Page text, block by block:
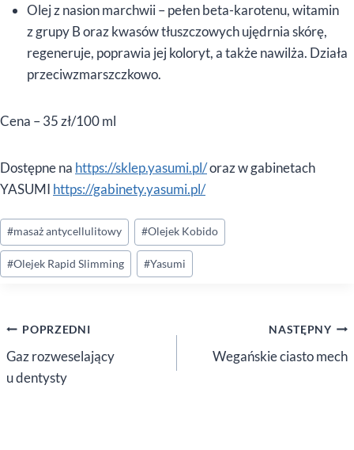
Olej z nasion marchwii – pełen beta-karotenu, witamin
z grupy B oraz kwasów tłuszczowych ujędrnia skórę,
regeneruje, poprawia jej koloryt, a także nawilża. Działa
przeciwzmarszczkowo.
Cena – 35 zł/100 ml
Dostępne na https://sklep.yasumi.pl/oraz w gabinetach
YASUMI https://gabinety.yasumi.pl/
Tagi
wpisu:
#masaż antycellulitowy #Olejek Kobido
#Olejek Rapid Slimming #Yasumi
Nawigacja
wpisu
POPRZEDNI
Gaz rozweselający
u dentysty
NASTĘPNY
Wegańskie ciasto mech